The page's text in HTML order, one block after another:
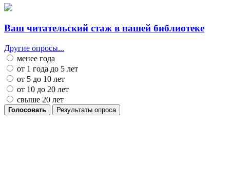
Ваш читательский стаж в нашей библиотеке
Другие опросы...
менее года
от 1 года до 5 лет
от 5 до 10 лет
от 10 до 20 лет
свыше 20 лет
Голосовать Результаты опроса